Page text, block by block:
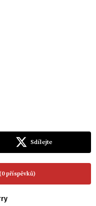
Sdílejte
příspěvků)